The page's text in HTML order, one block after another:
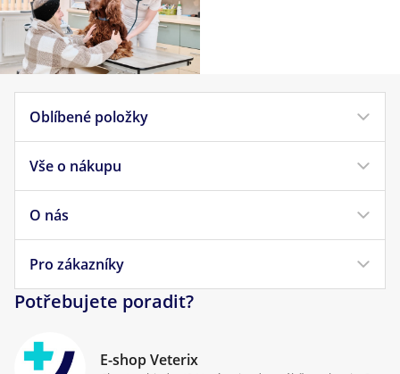
Oblíbené položky
Krmivo pro psy
Krmivo pro kočky
Pamlsky pro psy
Vše o nákupu
Doprava a platba
Obchodní podmínky
Reklamace a vrácení
O nás
Náš příběh
Pro zákazníky
Klinika Prostějov
Potřebujete poradit?
E-shop Veterix